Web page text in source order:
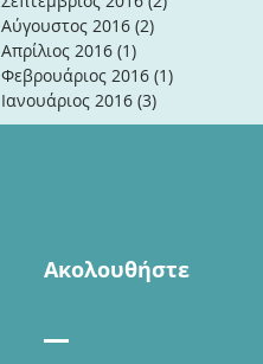
Αύγουστος 2016 (2)
Απρίλιος 2016 (1)
Φεβρουάριος 2016 (1)
Ιανουάριος 2016 (3)
Ακολουθήστε